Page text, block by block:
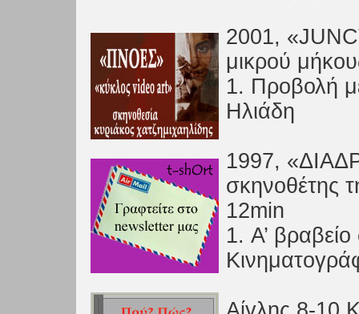
2001,
μικρού
1. Προβολή
Ηλιάδη
1997,
σκηνοθέτης
12min
1. Α’